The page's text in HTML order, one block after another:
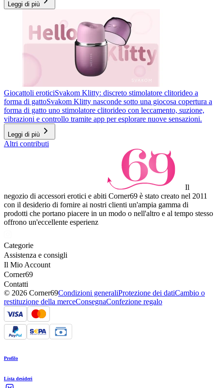
Leggi di più
Giocattoli eroticiSvakom Klitty: discreto stimolatore clitorideo a
forma di gattoSvakom Klitty nasconde sotto una giocosa copertura a
forma di gatto uno stimolatore clitorideo con leccamento, suzione,
vibrazioni e controllo tramite app per esplorare nuove sensazioni.
Leggi di più
Altri contributi
Il
negozio di accessori erotici e abiti Corner69 è stato creato nel 2011
con il desiderio di fornire ai nostri clienti un'ampia gamma di
prodotti che portano piacere in un modo o nell'altro e al tempo stesso
offrono un'eccellente esperienz
Categorie
Assistenza e consigli
Il Mio Account
Corner69
Contatti
© 2026 Corner69Condizioni generaliProtezione dei datiCambio o
restituzione della merceConsegnaConfezione regalo
Profilo
Lista desideri